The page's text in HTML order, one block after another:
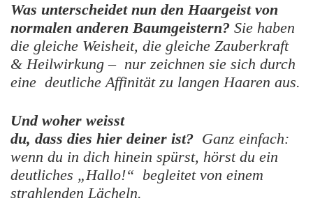
Was unterscheidet nun den Haargeist von
normalen anderen Baumgeistern? Sie haben
die gleiche Weisheit, die gleiche Zauberkraft
& Heilwirkung – nur zeichnen sie sich durch
eine deutliche Affinität zu langen Haaren aus.
Und woher weisst
du, dass dies hier deiner ist? Ganz einfach:
wenn du in dich hinein spürst, hörst du ein
deutliches „Hallo!“ begleitet von einem
strahlenden Lächeln.